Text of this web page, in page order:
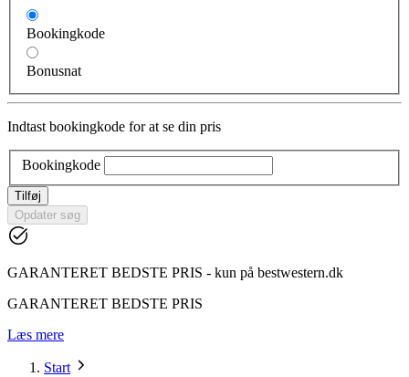
Bookingkode
Bonusnat
Indtast bookingkode for at se din pris
Bookingkode
Tilføj
Opdater søg
GARANTERET BEDSTE PRIS - kun på bestwestern.dk
GARANTERET BEDSTE PRIS
Læs mere
Start